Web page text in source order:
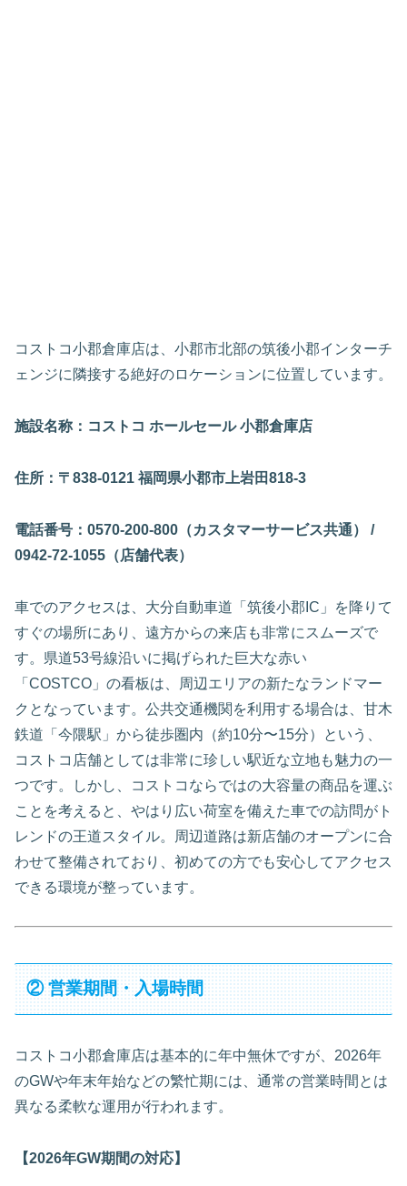
コストコ小郡倉庫店は、小郡市北部の筑後小郡インターチ
ェンジに隣接する絶好のロケーションに位置しています。
施設名称：コストコ ホールセール 小郡倉庫店
住所：〒838-0121 福岡県小郡市上岩田818-3
電話番号：0570-200-800（カスタマーサービス共通） /
0942-72-1055（店舗代表）
車でのアクセスは、大分自動車道「筑後小郡IC」を降りて
すぐの場所にあり、遠方からの来店も非常にスムーズで
す。県道53号線沿いに掲げられた巨大な赤い
「COSTCO」の看板は、周辺エリアの新たなランドマー
クとなっています。公共交通機関を利用する場合は、甘木
鉄道「今隈駅」から徒歩圏内（約10分〜15分）という、
コストコ店舗としては非常に珍しい駅近な立地も魅力の一
つです。しかし、コストコならではの大容量の商品を運ぶ
ことを考えると、やはり広い荷室を備えた車での訪問がト
レンドの王道スタイル。周辺道路は新店舗のオープンに合
わせて整備されており、初めての方でも安心してアクセス
できる環境が整っています。
② 営業期間・入場時間
コストコ小郡倉庫店は基本的に年中無休ですが、2026年
のGWや年末年始などの繁忙期には、通常の営業時間とは
異なる柔軟な運用が行われます。
【2026年GW期間の対応】